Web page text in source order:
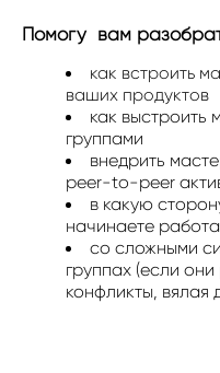
Помогу вам
как встроить
ваших продуктов
как выстроить
группами
внедрить
peer-to-peer
в какую
начинаете
со сложными
группах (если
конфликты, вялая